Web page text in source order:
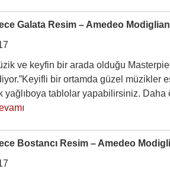
Galata Resim – Amedeo
ve keyfin bir arada olduğu
bir ortamda güzel müzikler
yağlıboya tablolar yapabilirsiniz. Daha
Bostancı Resim – Amedeo